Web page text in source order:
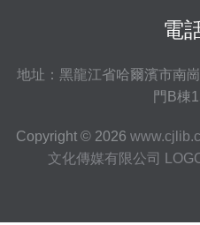
電
地址：黑龍江省哈爾濱市南
門B棟
Copyright © 2026
文化傳媒有限公司